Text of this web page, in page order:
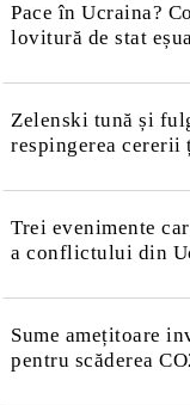
Pace în Ucraina?
lovitură de stat
Zelenski tună și
respingerea cererii
Trei evenimente
a conflictului din
Sume amețitoare
pentru scăderea